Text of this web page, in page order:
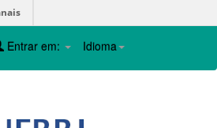
Idioma
Entrar em: